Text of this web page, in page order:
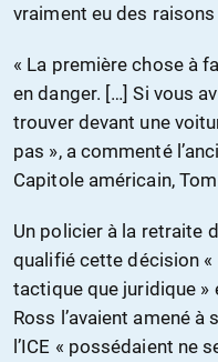
vraiment eu des
« La première chose à
en danger. […] Si vous
trouver devant une
pas », a commenté
Capitole américain,
Un policier à la retraite
qualifié cette décision «
tactique que juridique »
Ross l’avaient amené
l’ICE « possédaient ne